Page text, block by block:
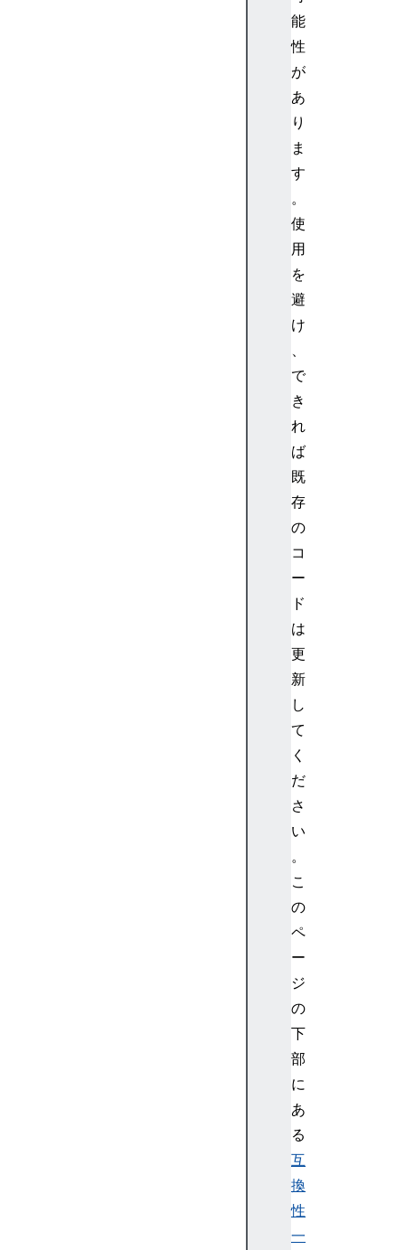
能
性
が
あ
り
ま
す
。
使
用
を
避
け
で
き
れ
ば
既
存
の
コ
ー
ド
は
更
新
し
て
く
だ
さ
い
。
こ
の
ペ
ー
ジ
の
下
部
に
あ
る
互
換
性
一